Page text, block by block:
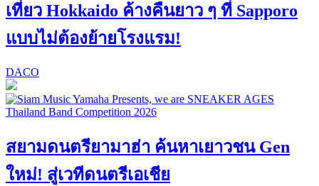
เที่ยว Hokkaido ค้างคืนยาว ๆ ที่ Sapporo
แบบไม่ต้องย้ายโรงแรม!
DACO
สยามดนตรียามาฮ่า ค้นหาเยาวชน Gen
ใหม่! สู่เวทีดนตรีเอเชีย